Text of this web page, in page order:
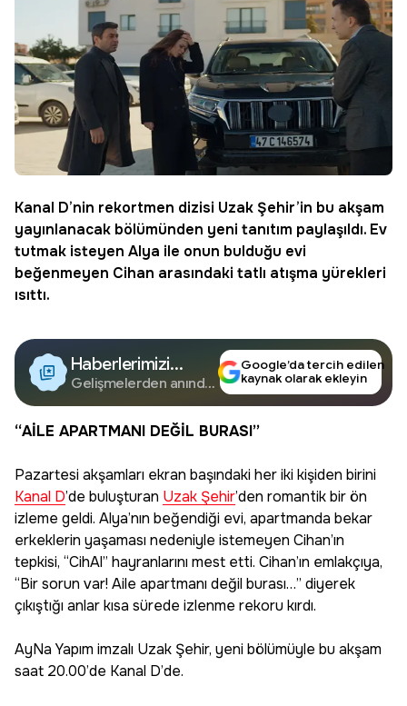
Kanal D’nin rekortmen dizisi Uzak Şehir’in bu akşam
yayınlanacak bölümünden yeni tanıtım paylaşıldı. Ev
tutmak isteyen Alya ile onun bulduğu evi
beğenmeyen Cihan arasındaki tatlı atışma yürekleri
ısıttı.
Haberlerimizi
Google'da Takip
Edin
Gelişmelerden anında
Google’da tercih edilen
kaynak olarak ekleyin
“AİLE APARTMANI DEĞİL BURASI”
Pazartesi akşamları ekran başındaki her iki kişiden birini
Kanal D’de buluşturan Uzak Şehir’den romantik bir ön
izleme geldi. Alya’nın beğendiği evi, apartmanda bekar
erkeklerin yaşaması nedeniyle istemeyen Cihan’ın
tepkisi, “CihAl” hayranlarını mest etti. Cihan’ın emlakçıya,
“Bir sorun var! Aile apartmanı değil burası…” diyerek
çıkıştığı anlar kısa sürede izlenme rekoru kırdı.
AyNa Yapım imzalı Uzak Şehir, yeni bölümüyle bu akşam
saat 20.00’de Kanal D’de.